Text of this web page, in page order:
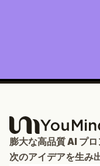
膨大な高品質 AI プロ
次のアイデアを生み